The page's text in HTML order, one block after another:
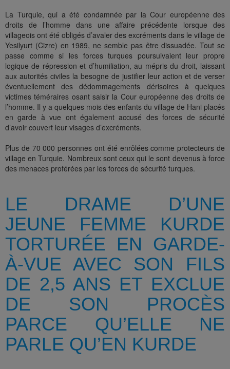
La Turquie, qui a été condamnée par la Cour européenne des
droits de l’homme dans une affaire précédente lorsque des
villageois ont été obligés d’avaler des excréments dans le village de
Yesilyurt (Cizre) en 1989, ne semble pas être dissuadée. Tout se
passe comme si les forces turques poursuivaient leur propre
logique de répression et d’humiliation, au mépris du droit, laissant
aux autorités civiles la besogne de justifier leur action et de verser
éventuellement des dédommagements dérisoires à quelques
victimes téméraires osant saisir la Cour européenne des droits de
l’homme. Il y a quelques mois des enfants du village de Hani placés
en garde à vue ont également accusé des forces de sécurité
d’avoir couvert leur visages d’excréments.
Plus de 70 000 personnes ont été enrôlées comme protecteurs de
village en Turquie. Nombreux sont ceux qui le sont devenus à force
des menaces proférées par les forces de sécurité turques.
LE DRAME D’UNE
JEUNE FEMME KURDE
TORTURÉE EN GARDE-
À-VUE AVEC SON FILS
DE 2,5 ANS ET EXCLUE
DE SON PROCÈS
PARCE QU’ELLE NE
PARLE QU’EN KURDE